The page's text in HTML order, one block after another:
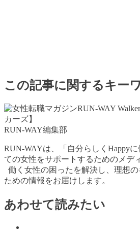
この記事に関するキー
RUN-WAY編集部
RUN-WAYは、「自分らしくHappy
ての女性をサポートするためのメデ
働く女性の困ったを解決し、理想の
ための情報をお届けします。
あわせて読みたい